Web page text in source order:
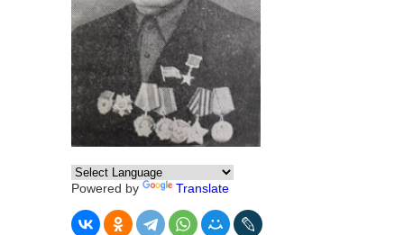
Powered by Translate